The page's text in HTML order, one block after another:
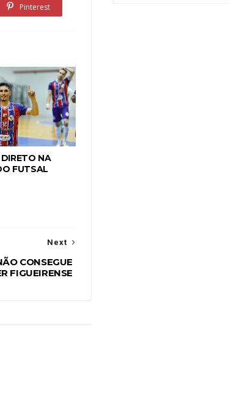
Pinterest
NA
FUTSAL
Next
CONSEGUE
FIGUEIRENSE